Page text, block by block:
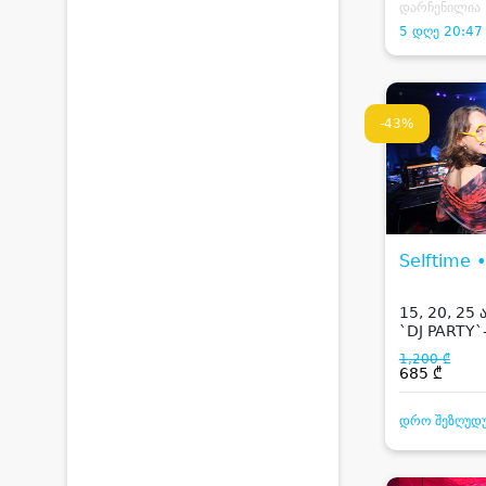
დარჩენილია
5 დღე 20:47
-43%
Selftime
15, 20, 25
`DJ
წვეულება
1,200 ₾
685 ₾
დრო